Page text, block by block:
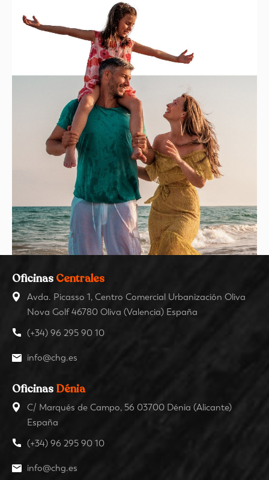
Oficinas Centrales
Avda. Picasso 1, Centro Comercial Urbanización Oliva
Nova Golf 46780 Oliva (Valencia) España
(+34) 96 295 90 10
info@chg.es
Oficinas Dénia
C/ Marqués de Campo, 56 03700 Dénia (Alicante)
España
(+34) 96 295 90 10
info@chg.es